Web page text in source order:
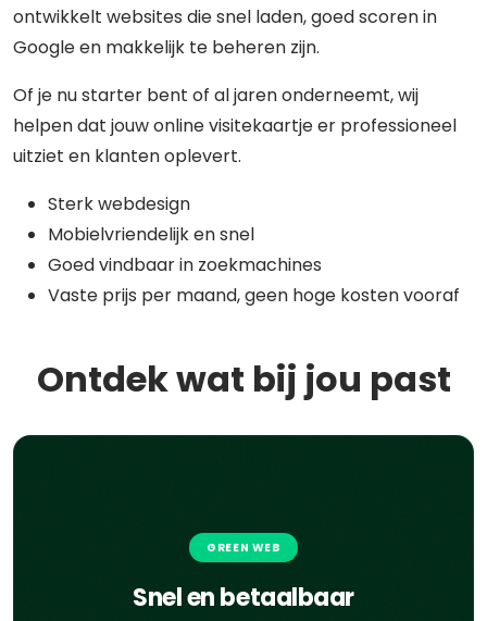
ontwikkelt websites die snel laden, goed scoren in
Google en makkelijk te beheren zijn.
Of je nu starter bent of al jaren onderneemt, wij
helpen dat jouw online visitekaartje er professioneel
uitziet en klanten oplevert.
Sterk webdesign
Mobielvriendelijk en snel
Goed vindbaar in zoekmachines
Vaste prijs per maand, geen hoge kosten vooraf
Ontdek wat bij jou past
GREEN WEB
Snel en betaalbaar